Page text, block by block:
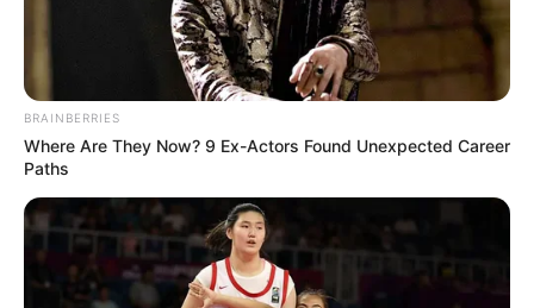
BRAINBERRIES
Where Are They Now? 9 Ex-Actors Found Unexpected Career
Paths